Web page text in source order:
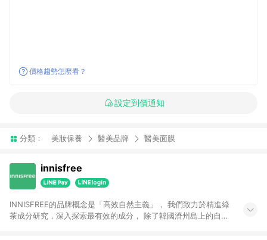
價格趨勢怎麼看？
設定到價通知
分類： 美妝保養 醫美品牌 醫美面膜
innisfree
INNISFREE的品牌概念是「高效自然主義」， 我們致力於精進綠
茶成分研究，深入探索最有效的成分， 除了韓國濟州島上的自然